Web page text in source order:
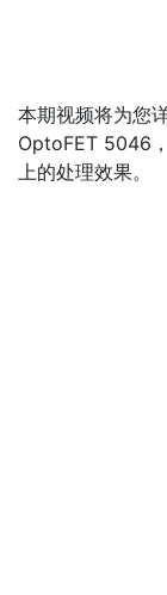
本期视频将为您
OptoFET 5046
上的处理效果。